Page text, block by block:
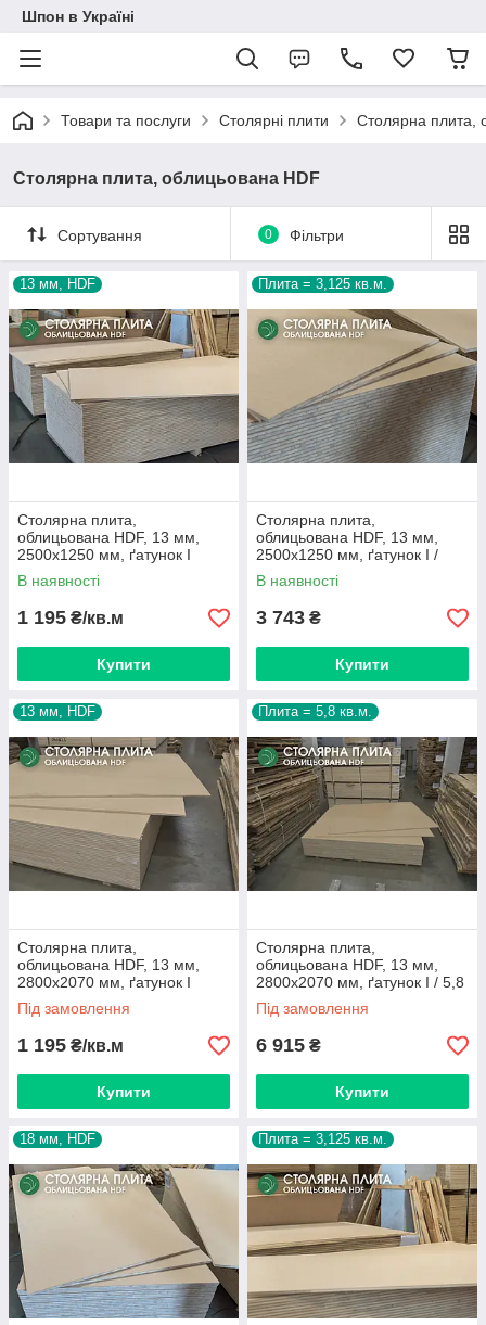
Шпон в Україні
Товари та послуги Столярні плити Столярна плита,
Столярна плита, облицьована HDF
Сортування 0 Фільтри
13 мм, HDF
Столярна плита,
облицьована HDF, 13 мм,
2500х1250 мм, ґатунок I
В наявності
1 195 ₴/кв.м
Купити
Плита = 3,125 кв.м.
Столярна плита,
облицьована HDF, 13 мм,
2500х1250 мм, ґатунок I /
3,125 кв.м.
В наявності
3 743 ₴
Купити
13 мм, HDF
Столярна плита,
облицьована HDF, 13 мм,
2800х2070 мм, ґатунок I
Під замовлення
1 195 ₴/кв.м
Купити
Плита = 5,8 кв.м.
Столярна плита,
облицьована HDF, 13 мм,
2800х2070 мм, ґатунок I / 5,8
кв.м.
Під замовлення
6 915 ₴
Купити
18 мм, HDF Плита = 3,125 кв.м.